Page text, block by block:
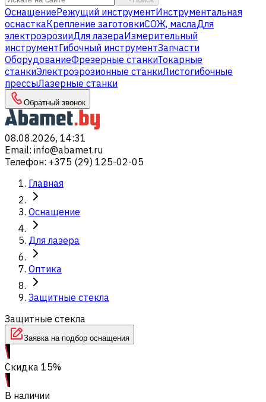
ОснащениеРежущий инструментИнструментальная
оснасткаКрепление заготовкиСОЖ, маслаДля
электроэрозииДля лазераИзмерительный
инструментГибочный инструментЗапчасти
ОборудованиеФрезерные станкиТокарные
станкиЭлектроэрозионные станкиЛистогибочные
прессыЛазерные станки
Обратный звонок
08.08.2026, 14:31
Email: info@abamet.ru
Телефон: +375 (29) 125-02-05
Главная
Оснащение
Для лазера
Оптика
Защитные стекла
Защитные стекла
Заявка на подбор оснащения
Скидка 15%
В наличии